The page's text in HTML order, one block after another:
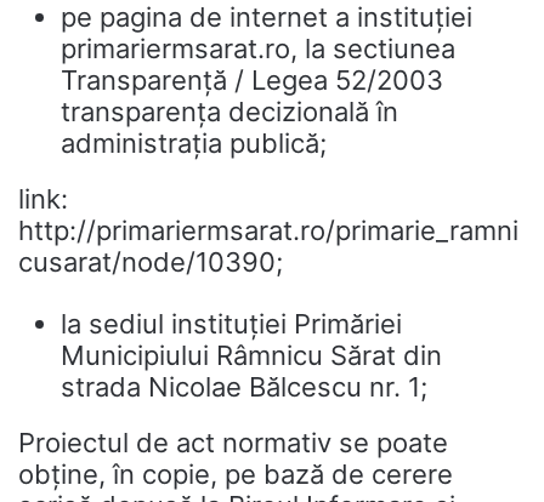
pe pagina de internet a instituţiei
primariermsarat.ro, la sectiunea
Transparență / Legea 52/2003
transparența decizională în
administrația publică;
link:
http://primariermsarat.ro/primarie_ramni
cusarat/node/10390;
la sediul instituţiei Primăriei
Municipiului Râmnicu Sărat din
strada Nicolae Bălcescu nr. 1;
Proiectul de act normativ se poate
obţine, în copie, pe bază de cerere